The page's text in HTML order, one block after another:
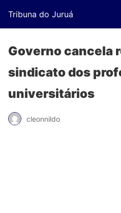
Tribuna do Juruá
Governo cancela
sindicato dos
universitários
cleonnildo